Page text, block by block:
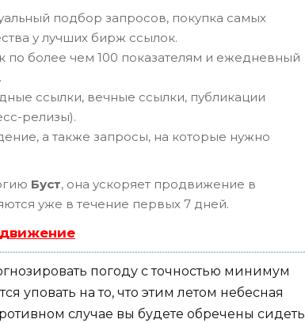
подбор запросов, покупка самых
у лучших бирж ссылок.
по более чем 100 показателям и ежедневный
ссылки, вечные ссылки, публикации
релизы).
а также запросы, на которые нужно
Буст, она ускоряет продвижение в
уже в течение первых 7 дней.
погоду с точностью минимум
уповать на то, что этим летом небесная
случае вы будете обречены сидеть